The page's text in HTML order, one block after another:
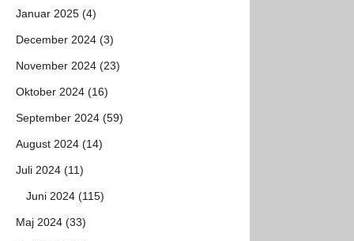
Januar 2025 (4)
December 2024 (3)
November 2024 (23)
Oktober 2024 (16)
September 2024 (59)
August 2024 (14)
Juli 2024 (11)
Juni 2024 (115)
Maj 2024 (33)